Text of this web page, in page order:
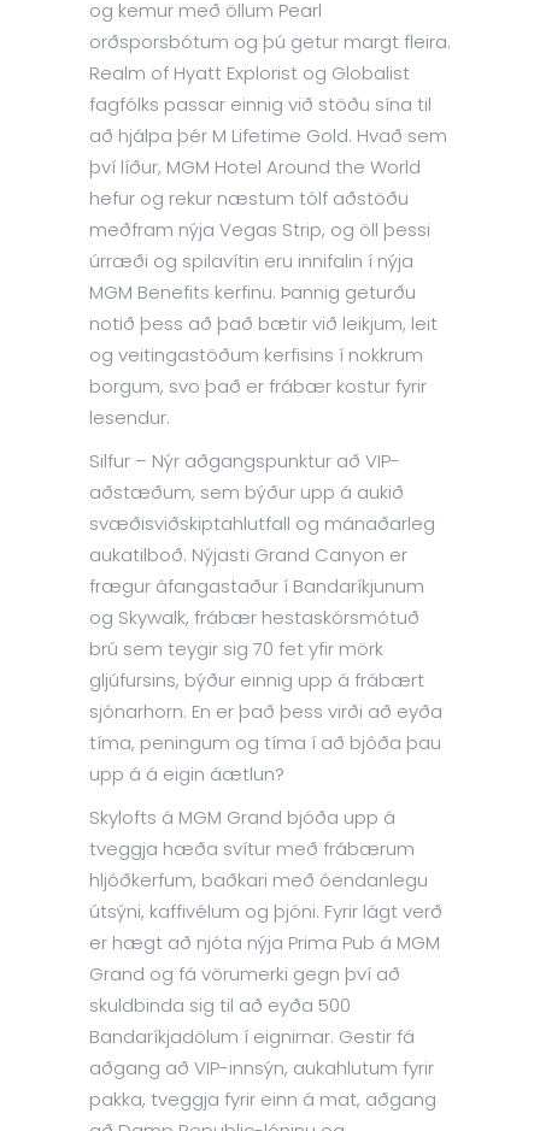
og kemur með öllum Pearl
orðsporsbótum og þú getur margt fleira.
Realm of Hyatt Explorist og Globalist
fagfólks passar einnig við stöðu sína til
að hjálpa þér M Lifetime Gold. Hvað sem
því líður, MGM Hotel Around the World
hefur og rekur næstum tólf aðstöðu
meðfram nýja Vegas Strip, og öll þessi
úrræði og spilavítin eru innifalin í nýja
MGM Benefits kerfinu. Þannig geturðu
notið þess að það bætir við leikjum, leit
og veitingastöðum kerfisins í nokkrum
borgum, svo það er frábær kostur fyrir
lesendur.
Silfur – Nýr aðgangspunktur að VIP-
aðstæðum, sem býður upp á aukið
svæðisviðskiptahlutfall og mánaðarleg
aukatilboð. Nýjasti Grand Canyon er
frægur áfangastaður í Bandaríkjunum
og Skywalk, frábær hestaskórsmótuð
brú sem teygir sig 70 fet yfir mörk
gljúfursins, býður einnig upp á frábært
sjónarhorn. En er það þess virði að eyða
tíma, peningum og tíma í að bjóða þau
upp á á eigin áætlun?
Skylofts á MGM Grand bjóða upp á
tveggja hæða svítur með frábærum
hljóðkerfum, baðkari með óendanlegu
útsýni, kaffivélum og þjóni. Fyrir lágt verð
er hægt að njóta nýja Prima Pub á MGM
Grand og fá vörumerki gegn því að
skuldbinda sig til að eyða 500
Bandaríkjadölum í eignirnar. Gestir fá
aðgang að VIP-innsýn, aukahlutum fyrir
pakka, tveggja fyrir einn á mat, aðgang